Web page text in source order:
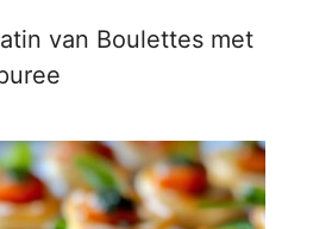
van Boulettes met